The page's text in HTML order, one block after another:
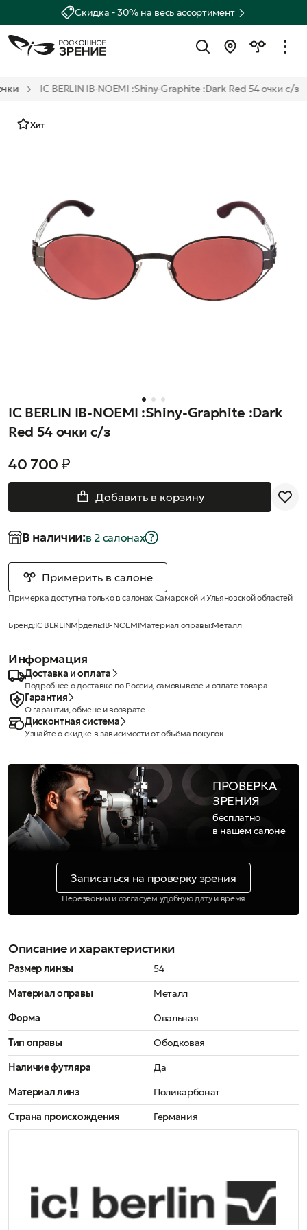
Скидка - 30% на весь ассортимент
IC BERLIN IB-NOEMI :Shiny-Graphite :Dark Red 54 очки с/з
Хит
IC BERLIN IB-NOEMI :Shiny-Graphite :Dark
Red 54 очки с/з
40 700 ₽
Добавить в корзину
В наличии:в 2 салонах
Примерить в салоне
Примерка доступна только в салонах Самарской и Ульяновской областей
Бренд:IC BERLINМодель:IB-NOEMIМатериал оправы:Металл
Информация
Доставка и оплата
Подробнее о доставке по России, самовывозе и оплате товара
Гарантия
О гарантии, обмене и возврате
Дисконтная система
Узнайте о скидке в зависимости от объёма покупок
ПРОВЕРКА
ЗРЕНИЯ
бесплатно
в нашем салоне
Записаться на проверку зрения
Перезвоним и согласуем удобную дату и время
Описание и характеристики
Размер линзы
54
Материал оправы
Металл
Форма
Овальная
Тип оправы
Ободковая
Наличие футляра
Да
Материал линз
Поликарбонат
Страна происхождения
Германия